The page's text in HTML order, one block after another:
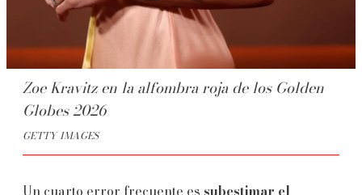
Zoe Kravitz en la alfombra roja de los Golden
Globes 2026
GETTY IMAGES
Un cuarto error frecuente es subestimar el